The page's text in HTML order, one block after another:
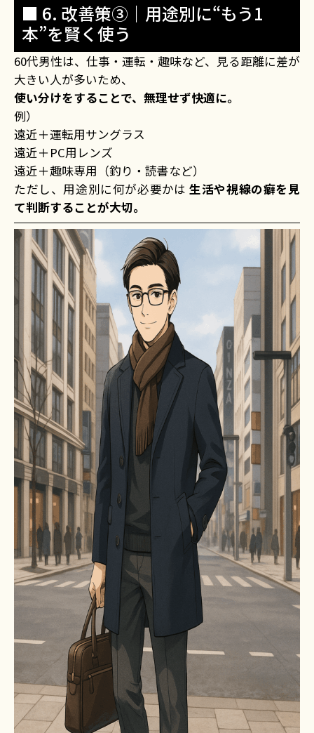
■ 6. 改善策③｜用途別に“もう1
本”を賢く使う
60代男性は、仕事・運転・趣味など、見る距離に差が
大きい人が多いため、
使い分けをすることで、無理せず快適に。
例）
遠近＋運転用サングラス
遠近＋PC用レンズ
遠近＋趣味専用（釣り・読書など）
ただし、用途別に何が必要かは生活や視線の癖を見
て判断することが大切。